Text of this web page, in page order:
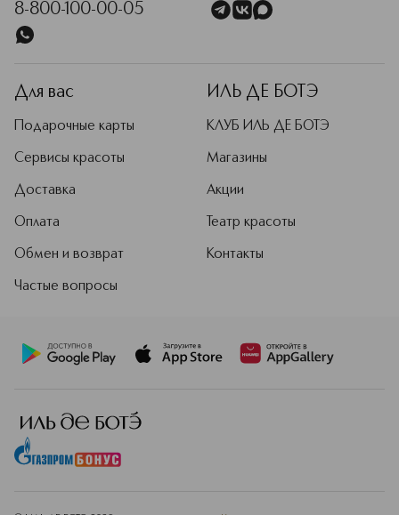
8-800-100-00-05
Для вас
Подарочные карты
Сервисы красоты
Доставка
Оплата
Обмен и возврат
Частые вопросы
ИЛЬ ДЕ БОТЭ
КЛУБ ИЛЬ ДЕ БОТЭ
Магазины
Акции
Театр красоты
Контакты